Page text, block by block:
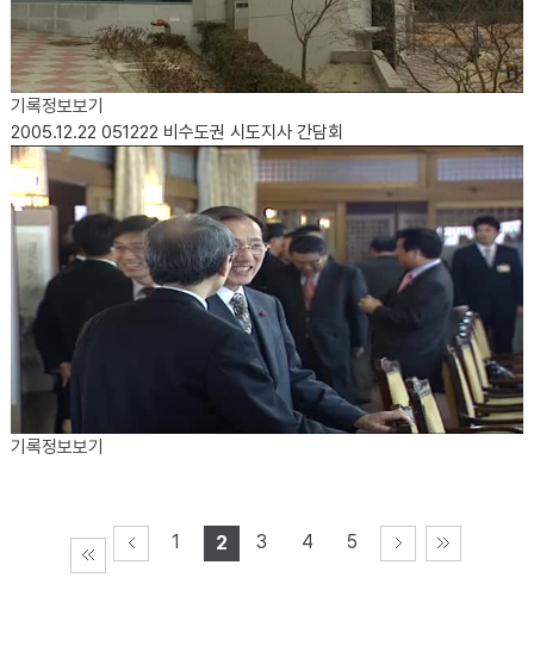
기록정보보기
2005.12.22 051222 비수도권 시도지사 간담회
기록정보보기
1 2 3 4 5